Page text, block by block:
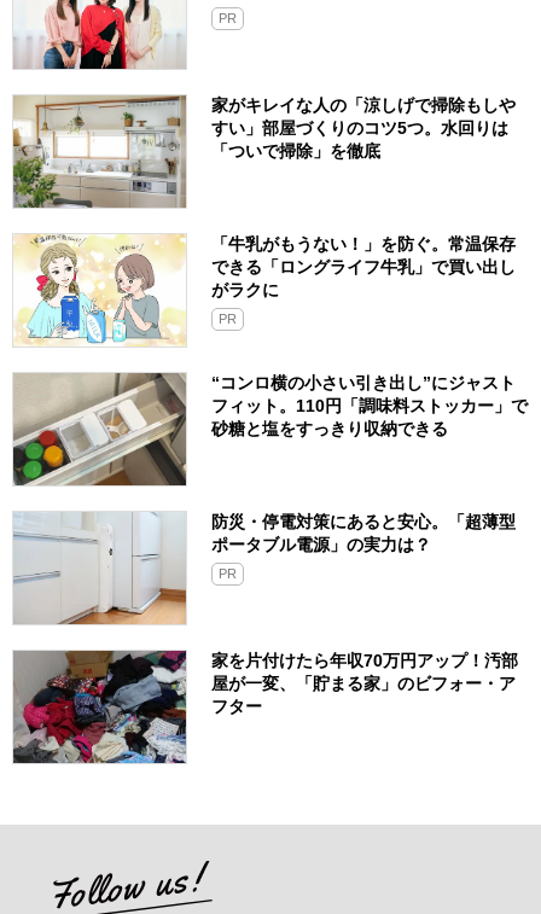
PR
家がキレイな人の「涼しげで掃除もしや
すい」部屋づくりのコツ5つ。水回りは
「ついで掃除」を徹底
「牛乳がもうない！」を防ぐ。常温保存
できる「ロングライフ牛乳」で買い出し
がラクに
PR
“コンロ横の小さい引き出し”にジャスト
フィット。110円「調味料ストッカー」で
砂糖と塩をすっきり収納できる
防災・停電対策にあると安心。「超薄型
ポータブル電源」の実力は？​
PR
家を片付けたら年収70万円アップ！汚部
屋が一変、「貯まる家」のビフォー・ア
フター